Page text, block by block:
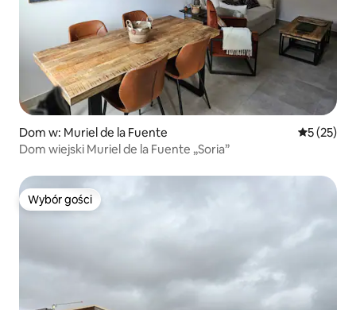
Dom w: Muriel de la Fuente Średnia
5 (25)
Dom wiejski Muriel de la Fuente „Soria”
Wybór gości
Wybór gości